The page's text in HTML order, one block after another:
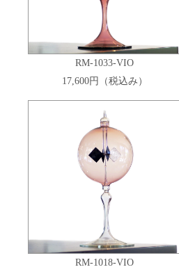
RM-1033-VIO
17,600円（税込み）
RM-1018-VIO